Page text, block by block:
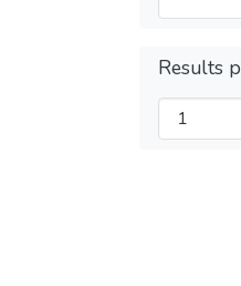
Results